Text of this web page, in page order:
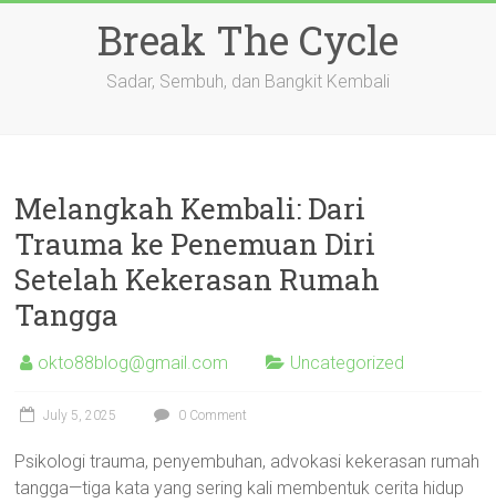
Break The Cycle
Sadar, Sembuh, dan Bangkit Kembali
Melangkah Kembali: Dari
Trauma ke Penemuan Diri
Setelah Kekerasan Rumah
Tangga
okto88blog@gmail.com Uncategorized
July 5, 2025 0 Comment
Psikologi trauma, penyembuhan, advokasi kekerasan rumah
tangga—tiga kata yang sering kali membentuk cerita hidup